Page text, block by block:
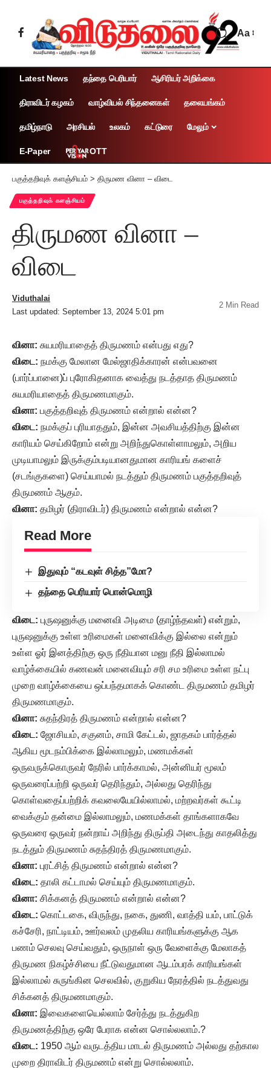
Aa
Latest News தந்தை பெரியார் ஆசிரியர் அறிக்கை
திராவிடர் கழகம் வாழ்வியல் சிந்தனைகள் தலையங்கம்
தமிழ்நாடு அரசியல் உலகம் கட்டுரை மேலும்
E-Paper OTT
பகுத்தறிவுக் களஞ்சியம் > திருமண வினா – விடை
பகுத்தறிவுக் களஞ்சியம்
திருமண வினா –
விடை
Last updated: September 13, 2024 5:01 pm
Viduthalai
2 Min Read
வினா: சுயமரியாதைத் திருமணம் என்பது எது?
விடை: நமக்கு மேலான மேல்ஜாதிக்காரன் என்பவனை
(பார்ப்பானை)ப் புரோகிதனாக வைத்து நடத்தாத திருமணம்
சுயமரியாதைத் திருமணமாகும்.
வினா: பகுத்தறிவுத் திருமணம் என்றால் என்ன?
விடை: நமக்குப் புரியாததும், இன்ன அவசியத்திற்கு இன்ன
காரியம் செய்கிறோம் என்று அறிந்துகொள்ளாமலும், அறிய
முடியாமலும் இருக்கும்படியானதுமான காரியங் களைச்
(சடங்குகளை) செய்யாமல் நடத்தும் திருமணம் பகுத்தறிவுத்
திருமணம் ஆகும்.
வினா: தமிழர் (திராவிடர்) திருமணம் என்றால் என்ன?
Read More
இதுவும் “கடவுள் சித்த”மோ?
தந்தை பெரியார் பொன்மொழி
விடை: புருஷனுக்கு மனைவி அடிமை (தாழ்ந்தவள்) என்றும்,
புருஷனுக்கு உள்ள உரிமைகள் மனைவிக்கு இல்லை என்றும்
உள்ள ஓர் இனத்திற்கு ஒரு நீதியான மனு நீதி இல்லாமல்
வாழ்க்கையில் கணவன் மனைவியும் சரி சம உரிமை உள்ள நட்பு
முறை வாழ்க்கையை ஒப்பந்தமாகக் கொண்ட திருமணம் தமிழர்
திருமணமாகும்.
வினா: சுதந்திரத் திருமணம் என்றால் என்ன?
விடை: ஜோசியம், சகுனம், சாமி கேட்டல், ஜாதகம் பார்த்தல்
ஆகிய மூடநம்பிக்கை இல்லாமலும், மணமக்கள்
ஒருவருக்கொருவர் நேரில் பார்க்காமல், அன்னியர் மூலம்
ஒருவரைப்பற்றி ஒருவர் தெரிந்தும், அல்லது தெரிந்து
கொள்வதைப்பற்றிக் கவலையேயில்லாமல், மற்றவர்கள் கூட்டி
வைக்கும் தன்மை இல்லாமலும், மணமக்கள் தாங்களாகவே
ஒருவரை ஒருவர் நன்றாய் அறிந்து திருப்தி அடைந்து காதலித்து
நடத்தும் திருமணம் சுதந்திரத் திருமணமாகும்.
வினா: புரட்சித் திருமணம் என்றால் என்ன?
விடை: தாலி கட்டாமல் செய்யும் திருமணமாகும்.
வினா: சிக்கனத் திருமணம் என்றால் என்ன?
விடை: கொட்டகை, விருந்து, நகை, துணி, வாத்தி யம், பாட்டுக்
கச்சேரி, நாட்டியம், ஊர்வலம் முதலிய காரியங்களுக்கு ஆக
பணம் செலவு செய்வதும், ஒருநாள் ஒரு வேளைக்கு மேலாகத்
திருமண நிகழ்ச்சியை நீட்டுவதுமான ஆடம்பரக் காரியங்கள்
இல்லாமல் சுருங்கின செலவில், குறுகிய நேரத்தில் நடத்துவது
சிக்கனத் திருமணமாகும்.
வினா: இவைகளையெல்லாம் சேர்த்து நடத்துகிற
திருமணத்திற்கு ஒரே பேராக என்ன சொல்லலாம்.?
விடை: 1950 ஆம் வருடத்திய மாடல் திருமணம் அல்லது தற்கால
முறை திராவிடர் திருமணம் என்று சொல்லலாம்.